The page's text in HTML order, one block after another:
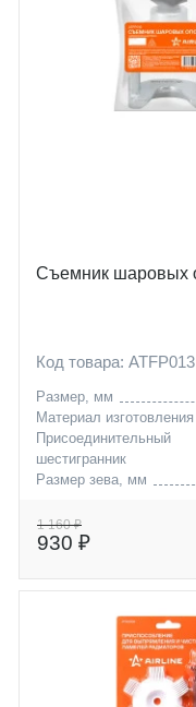
Съемник шаровых
Код товара: ATFP013
Размер, мм
Материал изготовления
Присоединительный
шестигранник
Размер зева, мм
1 160 ₽
930 ₽